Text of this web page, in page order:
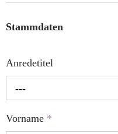
Stammdaten
Anredetitel
---
Vorname *